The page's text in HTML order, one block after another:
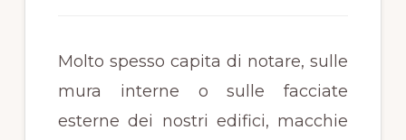
Molto spesso capita di notare, sulle
mura interne o sulle facciate
esterne dei nostri edifici, macchie